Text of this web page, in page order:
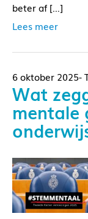
beter af […]
Lees meer
6 oktober 2025-
Wat
mentale